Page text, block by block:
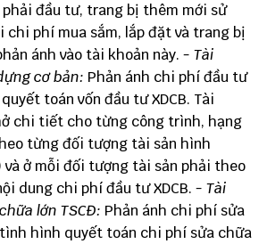
phải đầu tư, trang bị thêm mới sử
phí mua sắm, lắp đặt và trang bị
ánh vào tài khoản này. - Tài
cơ bản: Phản ánh chi phí đầu tư
toán vốn đầu tư XDCB. Tài
chi tiết cho từng công trình, hạng
từng đối tượng tài sản hình
ở mỗi đối tượng tài sản phải theo
dung chi phí đầu tư XDCB. - Tài
lớn TSCĐ: Phản ánh chi phí sửa
hình quyết toán chi phí sửa chữa